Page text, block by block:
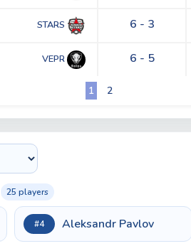
STARS 6 - 3
VEPR 6 - 5
1 2
25 players
#4 Aleksandr Pavlov